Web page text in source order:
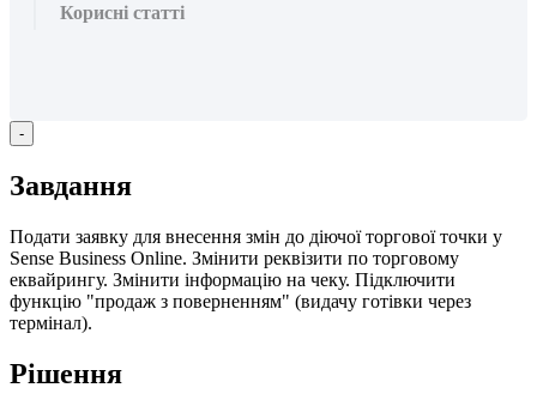
Корисні статті
-
Завдання
Подати заявку для внесення змін до діючої торгової точки у
Sense Business Online. Змінити реквізити по торговому
еквайрингу. Змінити інформацію на чеку. Підключити
функцію "продаж з поверненням" (видачу готівки через
термінал).
Рішення